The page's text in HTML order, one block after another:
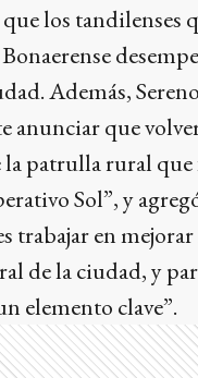
los tandilenses
Además,
anunciar que
la patrulla rural
Sol”, y
trabajar en
de la ciudad, y
elemento clave”.